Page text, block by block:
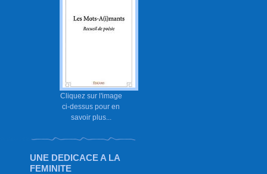
Cliquez sur l'image
ci-dessus pour en
savoir plus...
UNE DEDICACE A LA
FEMINITE